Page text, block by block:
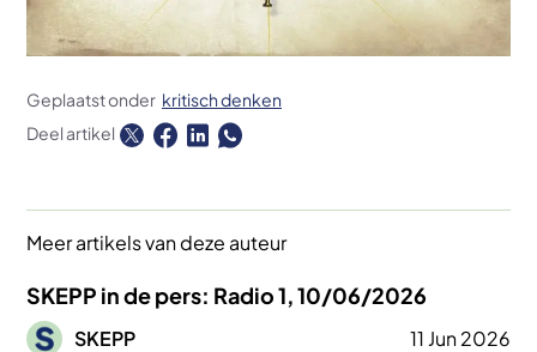
Geplaatst onder kritisch denken
Deel artikel
Meer artikels van deze auteur
SKEPP in de pers: Radio 1, 10/06/2026
Afbeelding
SKEPP 11 Jun 2026